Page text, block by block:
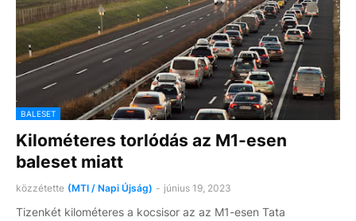
BALESET
Kilométeres torlódás az M1-esen
baleset miatt
közzétette (MTI / Napi Újság) - június 19, 2023
Tizenkét kilométeres a kocsisor az az M1-esen Tata